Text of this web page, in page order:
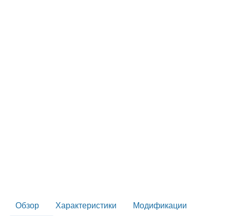
Обзор Характеристики
Модификации